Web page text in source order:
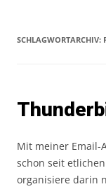
SCHLAGWORTARCHIV:
Mit meiner Email-
schon seit
organisiere darin